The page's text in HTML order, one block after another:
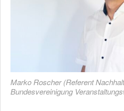
Marko Roscher (Referent
Bundesvereinigung